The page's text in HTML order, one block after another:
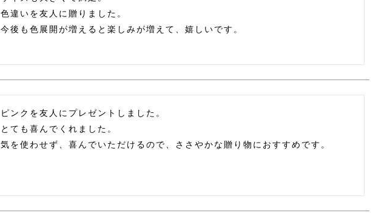
色違いを友人に贈りました。
今後も色展開が増えると楽しみが増えて、嬉しいです。
ピンクを友人にプレゼントしました。
とても喜んでくれました。
気を使わせず、喜んでいただけるので、ささやかな贈り物におすすめです。